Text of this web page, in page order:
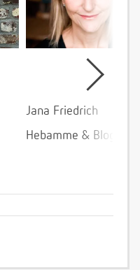
Jana Friedrich
Hebamme &